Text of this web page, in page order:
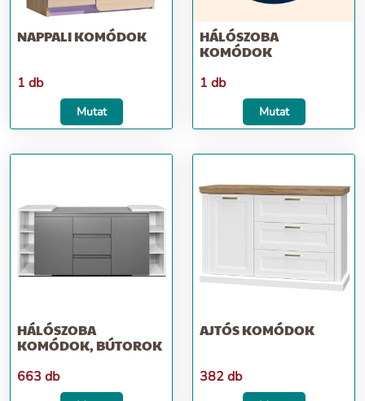
NAPPALI KOMÓDOK
1 db
Mutat
HÁLÓSZOBA
KOMÓDOK
1 db
Mutat
HÁLÓSZOBA
KOMÓDOK, BÚTOROK
663 db
AJTÓS KOMÓDOK
382 db